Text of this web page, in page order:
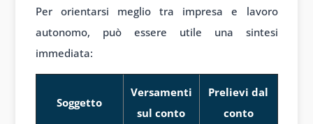
Per orientarsi meglio tra impresa e lavoro
autonomo, può essere utile una sintesi
immediata:
Soggetto
Versamenti
sul conto
Prelievi dal
conto